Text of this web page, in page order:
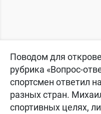
Поводом для
рубрика «Вопрос-
спортсмен ответил
разных стран.
спортивных целях,